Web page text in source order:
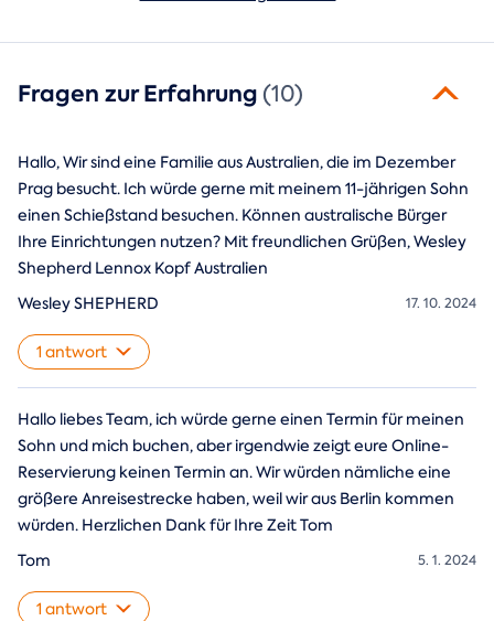
Fragen zur Erfahrung(10)
Hallo, Wir sind eine Familie aus Australien, die im Dezember
Prag besucht. Ich würde gerne mit meinem 11-jährigen Sohn
einen Schießstand besuchen. Können australische Bürger
Ihre Einrichtungen nutzen? Mit freundlichen Grüßen, Wesley
Shepherd Lennox Kopf Australien
17. 10. 2024
Wesley SHEPHERD
1 antwort
Hallo liebes Team, ich würde gerne einen Termin für meinen
Sohn und mich buchen, aber irgendwie zeigt eure Online-
Reservierung keinen Termin an. Wir würden nämliche eine
größere Anreisestrecke haben, weil wir aus Berlin kommen
würden. Herzlichen Dank für Ihre Zeit Tom
5. 1. 2024
Tom
1 antwort